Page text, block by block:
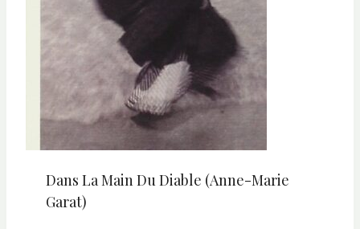
Dans La Main Du Diable (Anne-Marie
Garat)